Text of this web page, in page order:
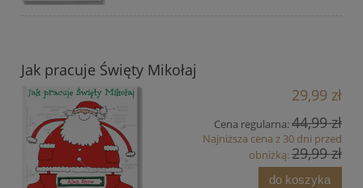
Jak pracuje Święty Mikołaj
29,99 zł
Cena regularna:44,99 zł
Najniższa cena z 30 dni przed
obniżką:29,99 zł
do koszyka